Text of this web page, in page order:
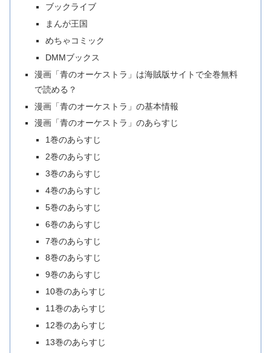
ブックライブ
まんが王国
めちゃコミック
DMMブックス
漫画「青のオーケストラ」は海賊版サイトで全巻無料
で読める？
漫画「青のオーケストラ」の基本情報
漫画「青のオーケストラ」のあらすじ
1巻のあらすじ
2巻のあらすじ
3巻のあらすじ
4巻のあらすじ
5巻のあらすじ
6巻のあらすじ
7巻のあらすじ
8巻のあらすじ
9巻のあらすじ
10巻のあらすじ
11巻のあらすじ
12巻のあらすじ
13巻のあらすじ